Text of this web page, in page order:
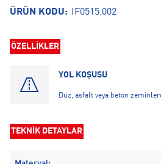
ÜRÜN KODU: IF0515.002
ÖZELLİKLER
YOL KOŞUSU
Düz, asfalt veya beton
TEKNİK DETAYLAR